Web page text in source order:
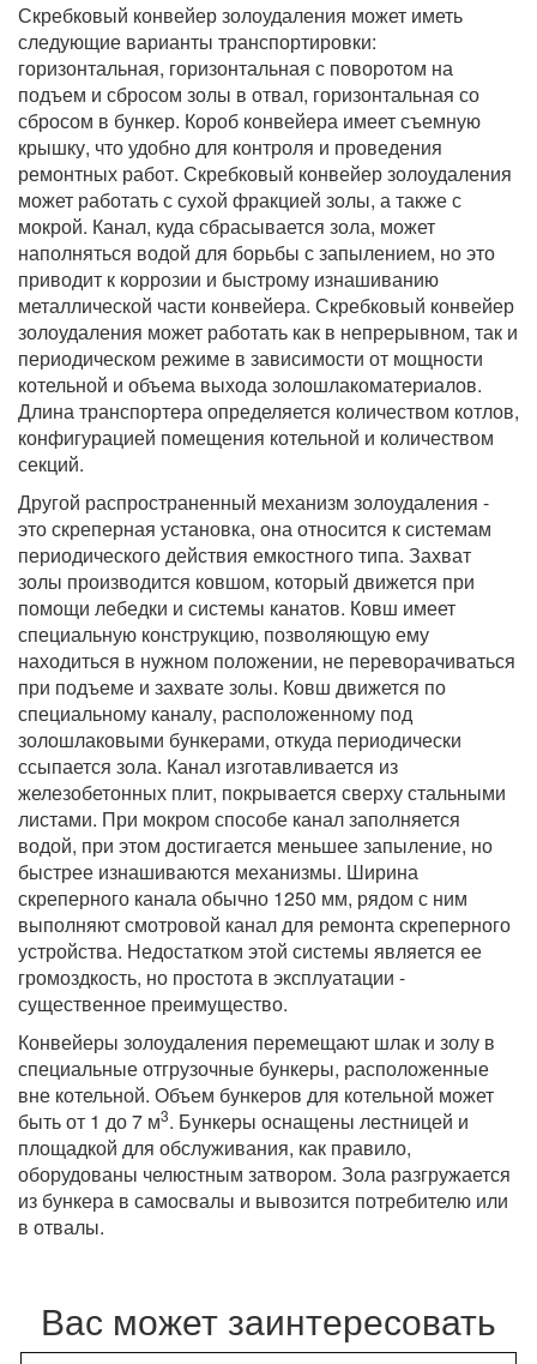
Скребковый конвейер золоудаления может иметь
следующие варианты транспортировки:
горизонтальная, горизонтальная с поворотом на
подъем и сбросом золы в отвал, горизонтальная со
сбросом в бункер. Короб конвейера имеет съемную
крышку, что удобно для контроля и проведения
ремонтных работ. Скребковый конвейер золоудаления
может работать с сухой фракцией золы, а также с
мокрой. Канал, куда сбрасывается зола, может
наполняться водой для борьбы с запылением, но это
приводит к коррозии и быстрому изнашиванию
металлической части конвейера. Скребковый конвейер
золоудаления может работать как в непрерывном, так и
периодическом режиме в зависимости от мощности
котельной и объема выхода золошлакоматериалов.
Длина транспортера определяется количеством котлов,
конфигурацией помещения котельной и количеством
секций.
Другой распространенный механизм золоудаления -
это скреперная установка, она относится к системам
периодического действия емкостного типа. Захват
золы производится ковшом, который движется при
помощи лебедки и системы канатов. Ковш имеет
специальную конструкцию, позволяющую ему
находиться в нужном положении, не переворачиваться
при подъеме и захвате золы. Ковш движется по
специальному каналу, расположенному под
золошлаковыми бункерами, откуда периодически
ссыпается зола. Канал изготавливается из
железобетонных плит, покрывается сверху стальными
листами. При мокром способе канал заполняется
водой, при этом достигается меньшее запыление, но
быстрее изнашиваются механизмы. Ширина
скреперного канала обычно 1250 мм, рядом с ним
выполняют смотровой канал для ремонта скреперного
устройства. Недостатком этой системы является ее
громоздкость, но простота в эксплуатации -
существенное преимущество.
Конвейеры золоудаления перемещают шлак и золу в
специальные отгрузочные бункеры, расположенные
вне котельной. Объем бункеров для котельной может
быть от 1 до 7 м3. Бункеры оснащены лестницей и
площадкой для обслуживания, как правило,
оборудованы челюстным затвором. Зола разгружается
из бункера в самосвалы и вывозится потребителю или
в отвалы.
Вас может заинтересовать